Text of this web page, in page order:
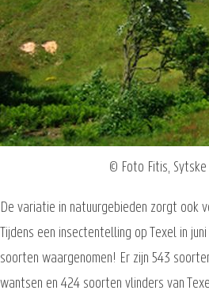
© Foto Fitis, Sytske
De variatie in natuurgebieden zorgt ook
Tijdens een insectentelling op Texel in
soorten waargenomen! Er zijn 543
wantsen en 424 soorten vlinders van